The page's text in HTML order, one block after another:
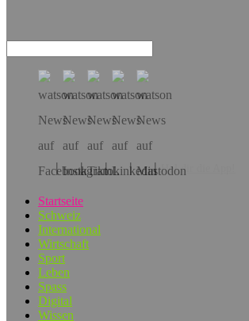
Hol dir die App!
Startseite
Schweiz
International
Wirtschaft
Sport
Leben
Spass
Digital
Wissen